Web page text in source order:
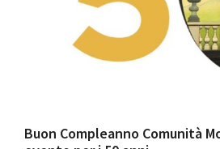
Buon Compleanno Comunità